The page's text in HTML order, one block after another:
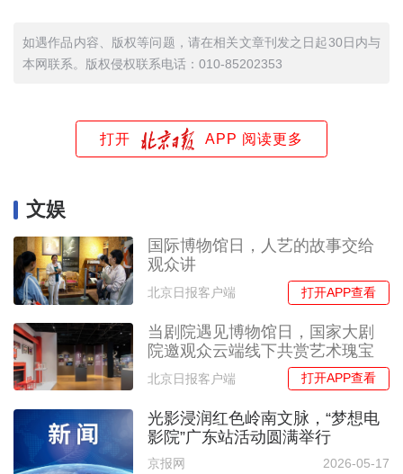
如遇作品内容、版权等问题，请在相关文章刊发之日起30日内与
本网联系。版权侵权联系电话：010-85202353
打开 APP 阅读更多
文娱
国际博物馆日，人艺的故事交给
观众讲
北京日报客户端 打开APP查看
当剧院遇见博物馆日，国家大剧
院邀观众云端线下共赏艺术瑰宝
北京日报客户端 打开APP查看
光影浸润红色岭南文脉，“梦想电
影院”广东站活动圆满举行
京报网 2026-05-17